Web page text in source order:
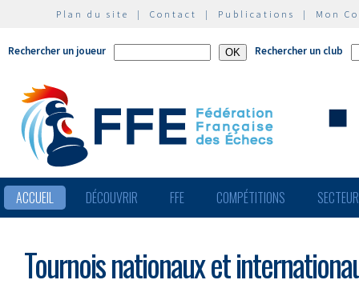
Plan du site | Contact | Publications | Mon
Rechercher un joueur Rechercher un club
ACCUEIL DÉCOUVRIR FFE COMPÉTITIONS
Tournois nationaux et